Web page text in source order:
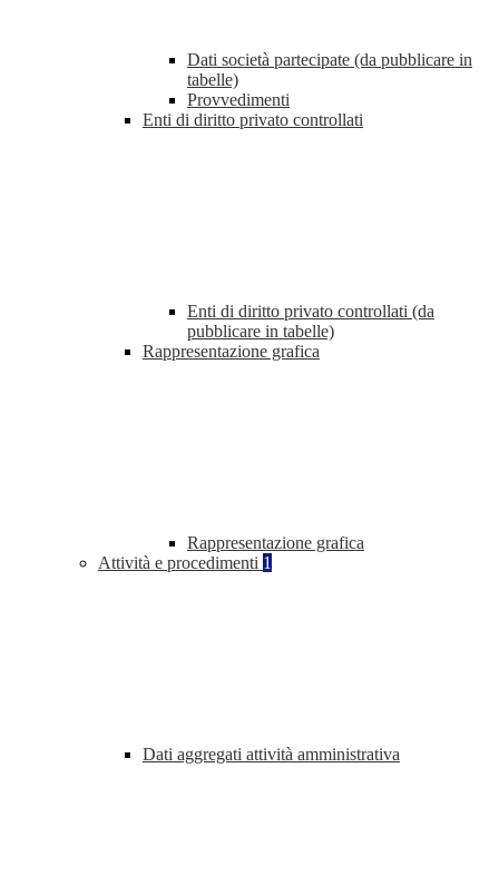
Dati società partecipate (da pubblicare in
tabelle)
Provvedimenti
Enti di diritto privato controllati
Enti di diritto privato controllati (da
pubblicare in tabelle)
Rappresentazione grafica
Rappresentazione grafica
Attività e procedimenti 1
Dati aggregati attività amministrativa